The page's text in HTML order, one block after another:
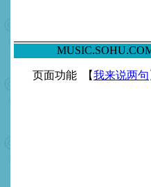
页面功能 【我来说两句